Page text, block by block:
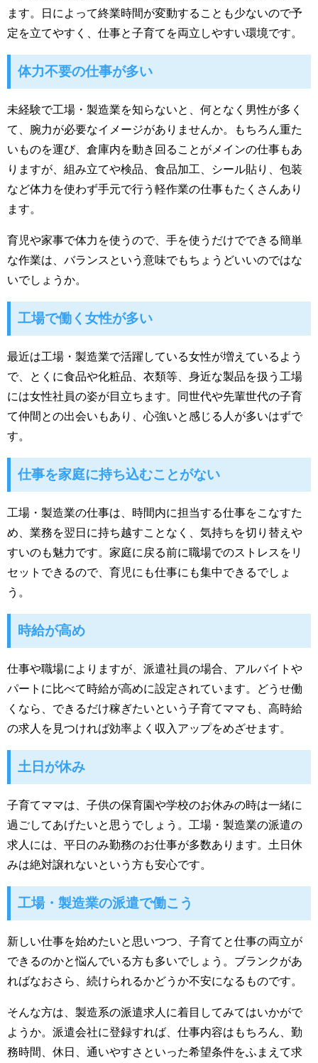
ます。日によって終業時間が変動することも少ないので予
定を立てやすく、仕事と子育てを両立しやすい環境です。
体力不要の仕事が多い
未経験で工場・製造業を知らないと、何となく男性が多く
て、腕力が必要なイメージがありませんか。もちろん重た
いものを運び、倉庫内を動き回ることがメインの仕事もあ
りますが、組み立てや検品、食品加工、シール貼り、包装
など体力を使わず手元で行う軽作業の仕事もたくさんあり
ます。
育児や家事で体力を使うので、手を使うだけでできる簡単
な作業は、バランスという意味でもちょうどいいのではな
いでしょうか。
工場で働く女性が多い
最近は工場・製造業で活躍している女性が増えているよう
で、とくに食品や化粧品、衣類等、身近な製品を扱う工場
には女性社員の姿が目立ちます。同世代や先輩世代の子育
て仲間との出会いもあり、心強いと感じる人が多いはずで
す。
仕事を家庭に持ち込むことがない
工場・製造業の仕事は、時間内に担当する仕事をこなすた
め、業務を翌日に持ち越すことなく、気持ちを切り替えや
すいのも魅力です。家庭に戻る前に職場でのストレスをリ
セットできるので、育児にも仕事にも集中できるでしょ
う。
時給が高め
仕事や職場によりますが、派遣社員の場合、アルバイトや
パートに比べて時給が高めに設定されています。どうせ働
くなら、できるだけ稼ぎたいという子育てママも、高時給
の求人を見つければ効率よく収入アップをめざせます。
土日が休み
子育てママは、子供の保育園や学校のお休みの時は一緒に
過ごしてあげたいと思うでしょう。工場・製造業の派遣の
求人には、平日のみ勤務のお仕事が多数あります。土日休
みは絶対譲れないという方も安心です。
工場・製造業の派遣で働こう
新しい仕事を始めたいと思いつつ、子育てと仕事の両立が
できるのかと悩んでいる方も多いでしょう。ブランクがあ
ればなおさら、続けられるかどうか不安になるものです。
そんな方は、製造系の派遣求人に着目してみてはいかがで
ようか。派遣会社に登録すれば、仕事内容はもちろん、勤
務時間、休日、通いやすさといった希望条件をふまえて求